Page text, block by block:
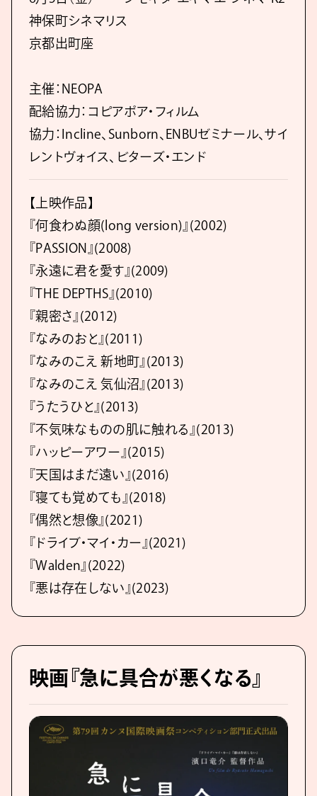
神保町シネマリス
京都出町座
主催：NEOPA
配給協力：コピアポア・フィルム
協力：Incline、Sunborn、ENBUゼミナール、サイ
レントヴォイス、ビターズ・エンド
【上映作品】
『何食わぬ顔(long version)』(2002)
『PASSION』(2008)
『永遠に君を愛す』(2009)
『THE DEPTHS』(2010)
『親密さ』(2012)
『なみのおと』(2011)
『なみのこえ 新地町』(2013)
『なみのこえ 気仙沼』(2013)
『うたうひと』(2013)
『不気味なものの肌に触れる』(2013)
『ハッピーアワー』(2015)
『天国はまだ遠い』(2016)
『寝ても覚めても』(2018)
『偶然と想像』(2021)
『ドライブ・マイ・カー』(2021)
『Walden』(2022)
『悪は存在しない』(2023)
映画『急に具合が悪くなる』